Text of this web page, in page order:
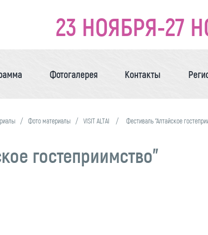
23 НОЯБРЯ-27
Фотогалерея Контакты
Фото материалы VISIT ALTAI Фестиваль "Алтайское
гостеприимство"